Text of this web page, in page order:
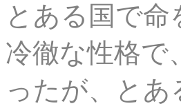
とある国で
冷徹な性格で
ったが、と